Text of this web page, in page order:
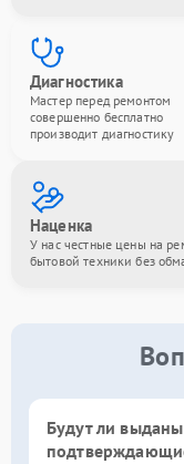
Диагностика
Мастер перед ремонтом
совершенно бесплатно
производит диагностику
Наценка
У нас честные цены на
бытовой техники без
Будут ли